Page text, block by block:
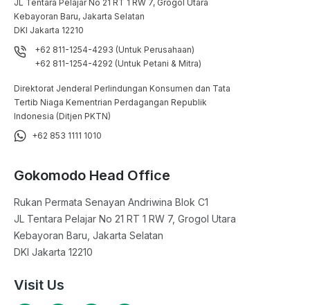
JL Tentara Pelajar No 21 RT 1 RW 7, Grogol Utara
Kebayoran Baru, Jakarta Selatan
DKI Jakarta 12210
+62 811-1254-4293 (Untuk Perusahaan)
+62 811-1254-4292 (Untuk Petani & Mitra)
Direktorat Jenderal Perlindungan Konsumen dan Tata
Tertib Niaga Kementrian Perdagangan Republik
Indonesia (Ditjen PKTN)
+62 853 1111 1010
Gokomodo Head Office
Rukan Permata Senayan Andriwina Blok C1
JL Tentara Pelajar No 21 RT 1 RW 7, Grogol Utara
Kebayoran Baru, Jakarta Selatan
DKI Jakarta 12210
Visit Us